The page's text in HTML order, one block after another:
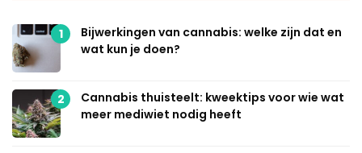
1
Bijwerkingen van cannabis: welke zijn dat en
wat kun je doen?
2
Cannabis thuisteelt: kweektips voor wie wat
meer mediwiet nodig heeft